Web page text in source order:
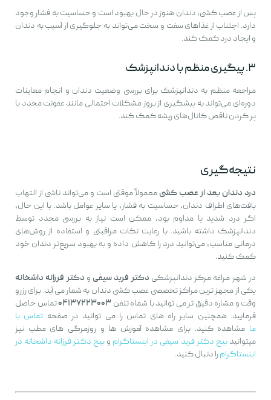
پس از عصب کشی، دندان هنوز در حال بهبود است و حساسیت به فشار وجود
دارد. اجتناب از غذاهای سفت و سخت می‌تواند به جلوگیری از آسیب به دندان
و ایجاد درد کمک کند.
۳. پیگیری منظم با دندانپزشک
مراجعه منظم به دندانپزشک برای بررسی وضعیت دندان و انجام معاینات
دوره‌ای می‌تواند به پیشگیری از بروز مشکلات احتمالی مانند عفونت مجدد یا
پر کردن ناقص کانال‌های ریشه کمک کند.
نتیجه‌گیری
درد دندان بعد از عصب کشی معمولاً موقتی است و می‌تواند ناشی از التهاب
بافت‌های اطراف دندان، حساسیت به فشار، یا سایر عوامل باشد. با این حال،
اگر درد شدید یا مداوم بود، ممکن است نیاز به بررسی مجدد توسط
دندانپزشک داشته باشید. با رعایت نکات مراقبتی و استفاده از روش‌های
درمانی مناسب، می‌توانید درد را کاهش داده و به بهبود سریع‌تر دندان خود
کمک کنید.
در شهر مراغه مرکز دندانپزشکی دکتر فربد سیفی و دکتر فرزانه داشخانه
یکی از مجهز ترین مراکز تخصصی عصب کشی دندان به شمار می آید. برای رزرو
وقت و مشاره دقیق تر می توانید با شماه تلفن ۰۴۱۳۷۲۲۳۰۰۳تماس حاصل
فرمایید. همچنین سایر راه های تماس را می توانید در صفحه تماس با
ما مشاهده کنید. برای مشاهده آموزش ها و روزمرگی های مطب نیز
میتوانیدپیج دکتر فربد سیفی در اینستاگرام وپیج دکتر فرزانه داشخانه در
اینستاگرامرا دنبال کنید.